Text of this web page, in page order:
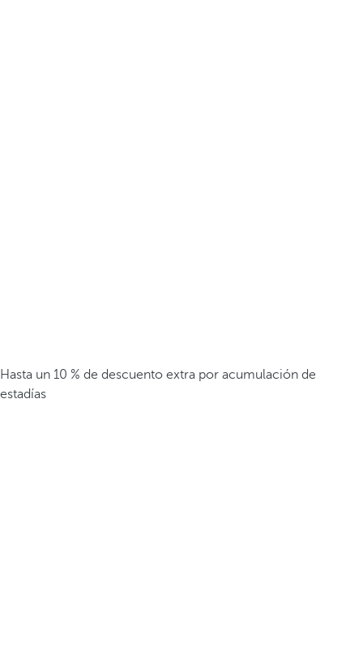
Hasta un 10 % de descuento extra por acumulación de
estadías